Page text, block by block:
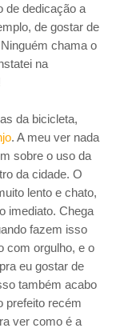
de dedicação a
de gostar de
chama o
na
da bicicleta,
. A meu ver nada
sobre o uso da
da cidade. O
lento e chato,
imediato. Chega
fazem isso
com orgulho, e o
eu gostar de
também acabo
prefeito recém
ver como é a